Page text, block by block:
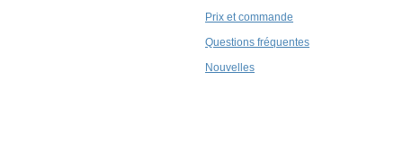
Prix et commande
Questions fréquentes
Nouvelles